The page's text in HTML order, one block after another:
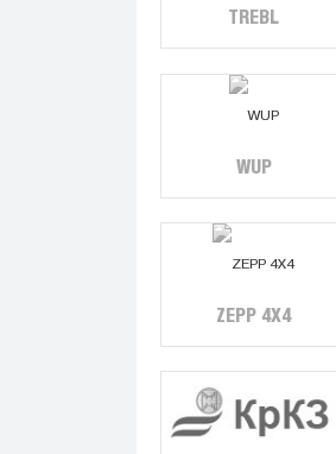
TREBL
WUP
ZEPP 4X4